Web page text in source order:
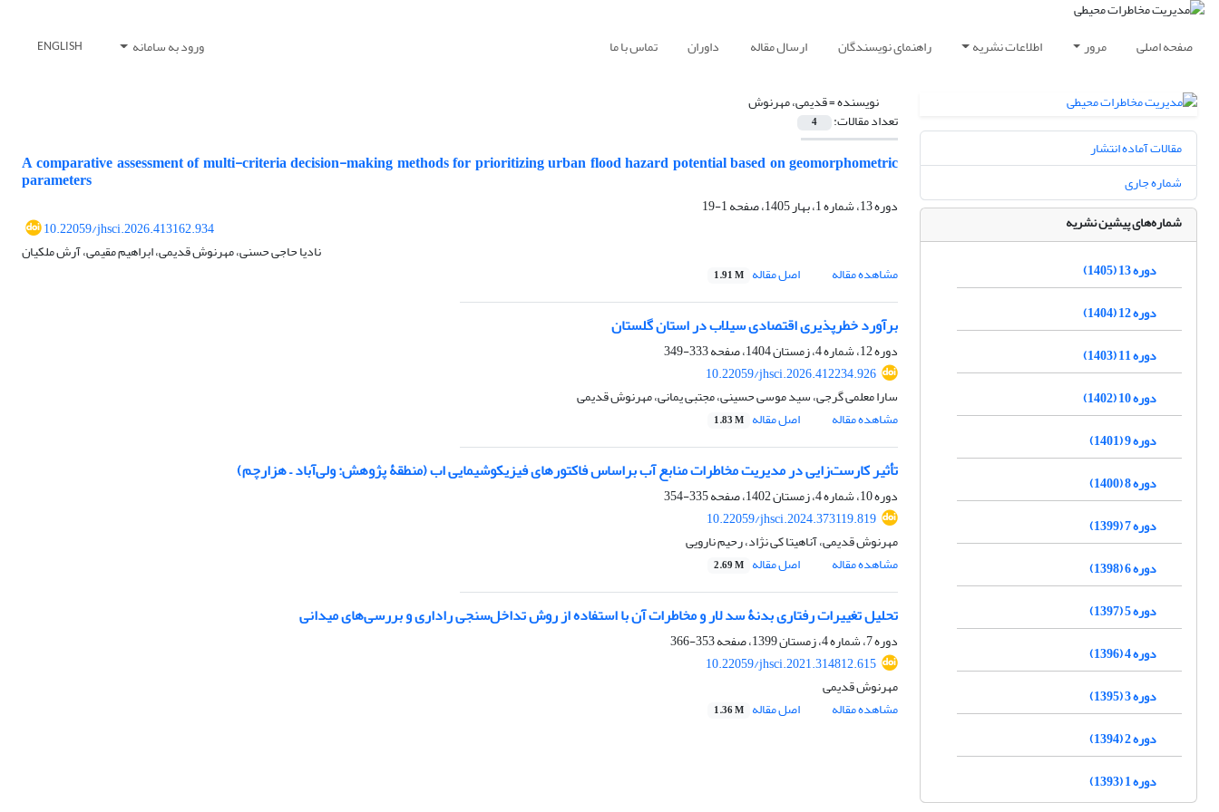
صفحه اصلی مرور اطلاعات نشریه راهنمای نویسندگان ارسال مقاله داوران تماس با ما ورود به سامانه ENGLISH
نویسنده =قدیمی، مهرنوش
تعداد مقالات: 4
A comparative assessment of multi-criteria decision-making methods for prioritizing urban flood hazard potential based on geomorphometric
parameters
دوره 13، شماره 1، بهار 1405، صفحه
1-19
10.22059/jhsci.2026.413162.934
نادیا حاجی حسنی، مهرنوش قدیمی، ابراهیم مقیمی، آرش ملکیان
مشاهده مقاله
اصل مقاله 1.91 M
برآورد خطرپذیری اقتصادی سیلاب در استان گلستان
دوره 12، شماره 4، زمستان 1404، صفحه
333-349
10.22059/jhsci.2026.412234.926
سارا معلمی گرجی، سید موسی حسینی، مجتبی یمانی، مهرنوش قدیمی
مشاهده مقاله
اصل مقاله 1.83 M
تأثیر کارست‌زایی در مدیریت مخاطرات منابع آب براساس فاکتورهای فیزیکوشیمایی اب (منطقۀ پژوهش: ولی‌آباد – هزارچم)
دوره 10، شماره 4، زمستان 1402، صفحه
335-354
10.22059/jhsci.2024.373119.819
مهرنوش قدیمی، آناهیتا کی نژاد، رحیم نارویی
مشاهده مقاله
اصل مقاله 2.69 M
تحلیل تغییرات رفتاری بدنۀ سد لار و مخاطرات آن با استفاده از روش تداخل‌سنجی راداری و بررسی‌های میدانی
دوره 7، شماره 4، زمستان 1399، صفحه
353-366
10.22059/jhsci.2021.314812.615
مهرنوش قدیمی
مشاهده مقاله
اصل مقاله 1.36 M
مقالات آماده انتشار
شماره جاری
شماره‌های پیشین نشریه
دوره 13 (1405)
دوره 12 (1404)
دوره 11 (1403)
دوره 10 (1402)
دوره 9 (1401)
دوره 8 (1400)
دوره 7 (1399)
دوره 6 (1398)
دوره 5 (1397)
دوره 4 (1396)
دوره 3 (1395)
دوره 2 (1394)
دوره 1 (1393)